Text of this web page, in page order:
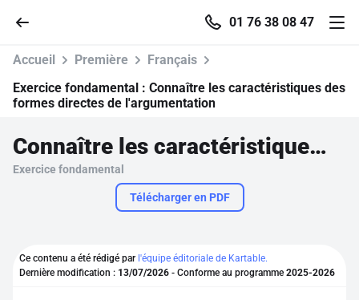
01 76 38 08 47
Parcourir
Se connecter
Accueil Première
Français
Exercice fondamental : Connaître les caractéristiques des
formes directes de l'argumentation
Connaître les caractéristiques des formes directes de l'argumentation
Exercice fondamental
Télécharger en PDF
Ce contenu a été rédigé par l'équipe éditoriale de Kartable.
Dernière modification : 13/07/2026 - Conforme au programme 2025-2026